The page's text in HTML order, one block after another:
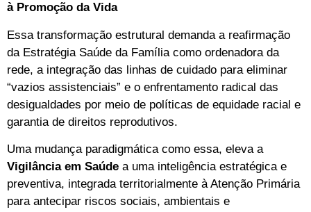
à Promoção da Vida
Essa transformação estrutural demanda a reafirmação
da Estratégia Saúde da Família como ordenadora da
rede, a integração das linhas de cuidado para eliminar
“vazios assistenciais” e o enfrentamento radical das
desigualdades por meio de políticas de equidade racial e
garantia de direitos reprodutivos.
Uma mudança paradigmática como essa, eleva a
Vigilância em Saúde a uma inteligência estratégica e
preventiva, integrada territorialmente à Atenção Primária
para antecipar riscos sociais, ambientais e